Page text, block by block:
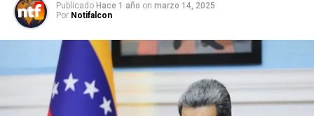
Publicado Hace 1 año on marzo 14, 2025
Por Notifalcon